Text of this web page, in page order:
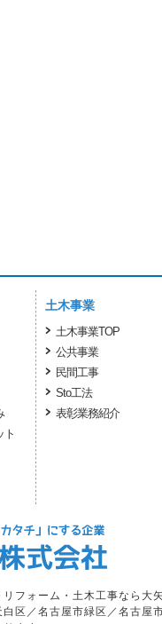
ト
土木事業
土木事業TOP
公共事業
民間工事
Sto工法
表彰業務紹介
フォーム・土木工事なら大
区／名古屋市緑区／名古屋